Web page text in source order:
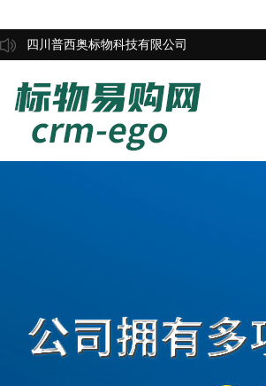
四川普西奥标物科技有限公司